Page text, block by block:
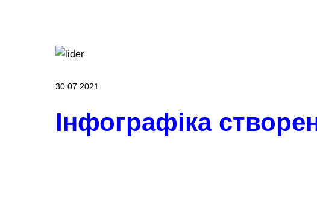
30.07.2021
Інфографіка